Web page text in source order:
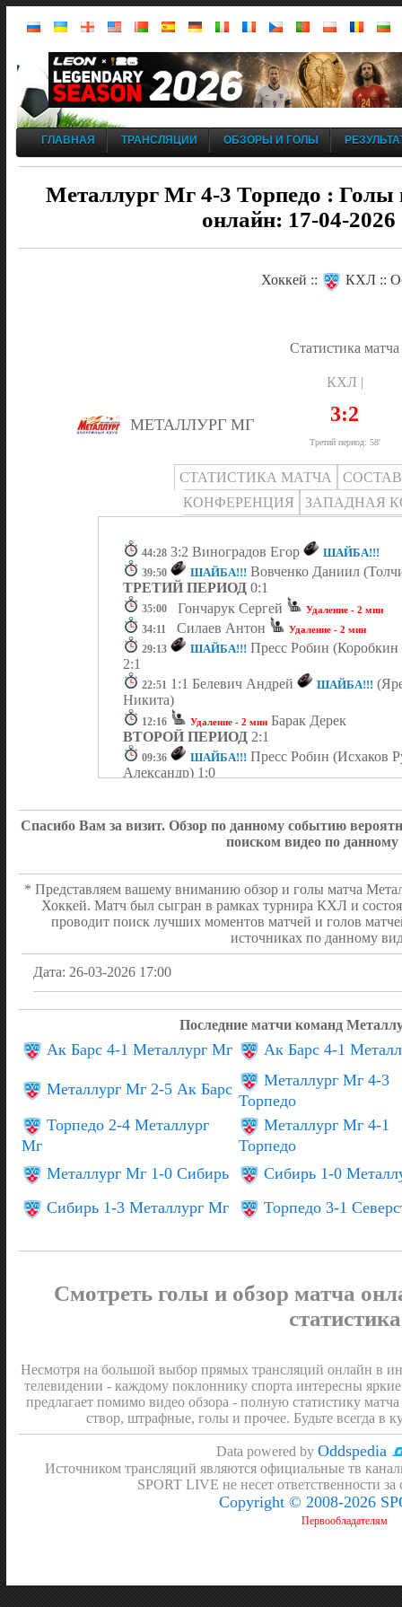
ГЛАВНАЯ ТРАНСЛЯЦИИ ОБЗОРЫ И ГОЛЫ
Металлург Мг 4-3 Торпедо : Голы
онлайн: 17-04-
Хоккей :: КХЛ ::
Статистика матча
КХЛ |
МЕТАЛЛУРГ МГ 3:2
Третий период: 58'
СТАТИСТИКА МАТЧА
КОНФЕРЕНЦИЯ
ЗАПАДНАЯ
44:28 3:2 Виноградов Егор ШАЙБА!!!
39:50 ШАЙБА!!! Вовченко Даниил
ТРЕТИЙ ПЕРИОД 0:1
35:00 Гончарук Сергей Удаление - 2 мин
34:11 Силаев Антон Удаление - 2 мин
29:13 ШАЙБА!!! Пресс Робин
2:1
22:51 1:1 Белевич Андрей ШАЙБА!!!
Никита)
12:16 Удаление - 2 мин Барак Дерек
ВТОРОЙ ПЕРИОД 2:1
09:36 ШАЙБА!!! Пресс Робин (Исхаков
Александр) 1:0
ПЕРВЫЙ ПЕРИОД1:0
Спасибо Вам за визит. Обзор по данному событию
поиском видео по
* Представляем вашему вниманию обзор и голы матча
Хоккей. Матч был сыгран в рамках турнира КХЛ и
проводит поиск лучших моментов матчей и голов
источниках по данному
Дата: 26-03-2026 17:00
Последние матчи команд
Ак Барс 4-1 Металлург Мг Ак Барс 4-1
Металлург Мг 2-5 Ак Барс
Металлург Мг 4-3
Торпедо
Торпедо 2-4 Металлург
Мг
Металлург Мг 4-1
Торпедо
Металлург Мг 1-0 Сибирь
Сибирь 1-0
Сибирь 1-3 Металлург Мг
Торпедо 3-1
Смотреть голы и обзор матча
статистика
Несмотря на большой выбор прямых трансляций онлайн в
телевидении - каждому поклоннику спорта интересны
предлагает помимо видео обзора - полную статистику
створ, штрафные, голы и прочее. Будьте всегда в
Data powered byOddspedia
Источником трансляций являются официальные тв
SPORT LIVE не несет ответственности
Copyright © 2008-2026
Первообладателям